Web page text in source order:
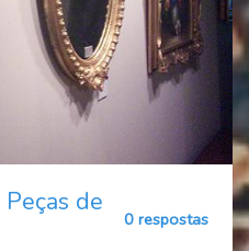
de
0 respostas